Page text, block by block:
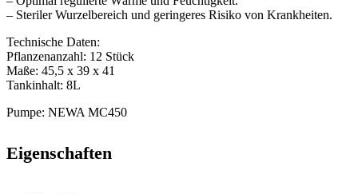
– Steriler Wurzelbereich und geringeres Risiko von Krankheiten.
Technische Daten:
Pflanzenanzahl: 12 Stück
Maße: 45,5 x 39 x 41
Tankinhalt: 8L
Pumpe: NEWA MC450
Eigenschaften